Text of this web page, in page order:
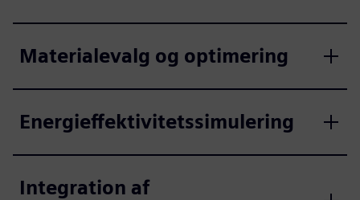
Materialevalg og optimering
Energieffektivitetssimulering
Integration af